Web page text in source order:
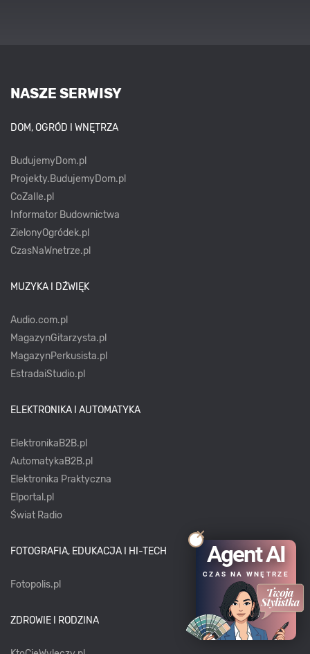
NASZE SERWISY
DOM, OGRÓD I WNĘTRZA
BudujemyDom.pl
Projekty.BudujemyDom.pl
CoZaIle.pl
Informator Budownictwa
ZielonyOgródek.pl
CzasNaWnetrze.pl
MUZYKA I DŹWIĘK
Audio.com.pl
MagazynGitarzysta.pl
MagazynPerkusista.pl
EstradaiStudio.pl
ELEKTRONIKA I AUTOMATYKA
ElektronikaB2B.pl
AutomatykaB2B.pl
Elektronika Praktyczna
Elportal.pl
Świat Radio
FOTOGRAFIA, EDUKACJA I HI-TECH
Fotopolis.pl
ZDROWIE I RODZINA
Agent AI
CZAS NA WNĘTRZE